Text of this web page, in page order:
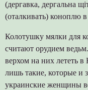
(дергавка, дергальна
(оталкивать) коноплю в
Колотушку мялки для
считают орудием
верхом на них лететь
лишь такие, которые и
украинские женщины